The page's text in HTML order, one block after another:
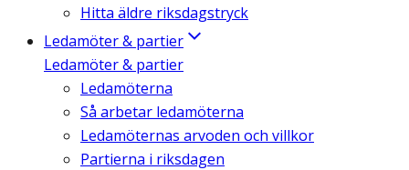
Hitta äldre riksdagstryck
Ledamöter & partier
Ledamöter & partier
Ledamöterna
Så arbetar ledamöterna
Ledamöternas arvoden och villkor
Partierna i riksdagen